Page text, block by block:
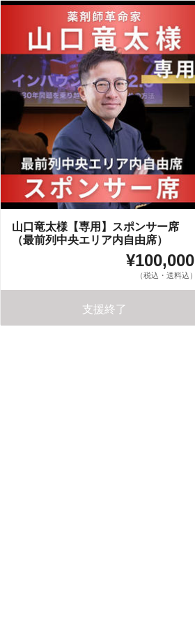
山口竜太様【専用】スポンサー席
（最前列中央エリア内自由席）
¥100,000
（税込・送料込）
支援終了